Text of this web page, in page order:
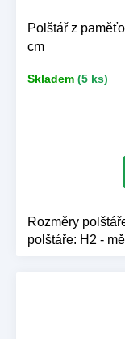
Polštář z
cm
Skladem (5 ks)
Rozměry
polštáře: H2 -